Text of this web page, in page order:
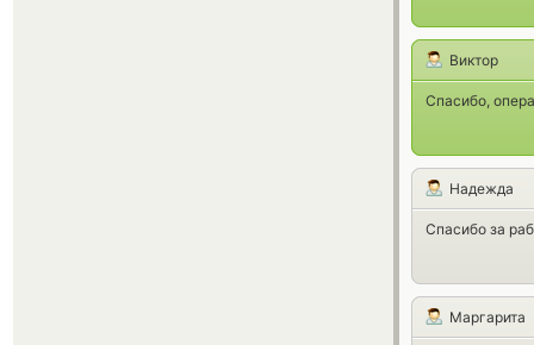
Виктор
Спасибо,
Надежда
Спасибо за
Маргарита